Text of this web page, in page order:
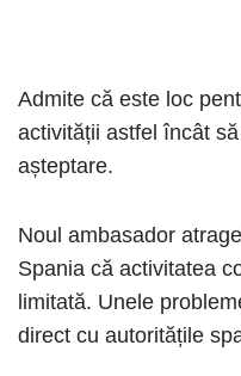
Admite că este loc
activității astfel încât
așteptare.
Noul ambasador
Spania că activitatea
limitată. Unele
direct cu autoritățile